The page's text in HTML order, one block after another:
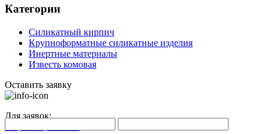
Категории
Силикатный кирпич
Крупноформатные силикатные изделия
Инертные материалы
Известь комовая
Оставить заявку
Для заявок: